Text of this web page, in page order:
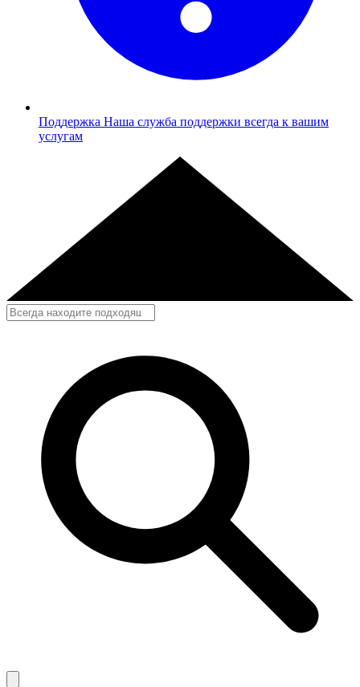
Поддержка Наша служба поддержки всегда к вашим
услугам